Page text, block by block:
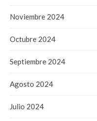
Noviembre 2024
Octubre 2024
Septiembre 2024
Agosto 2024
Julio 2024